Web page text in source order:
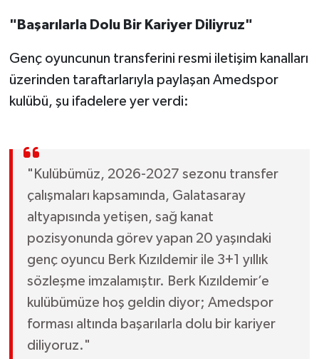
"Başarılarla Dolu Bir Kariyer Diliyruz"
Genç oyuncunun transferini resmi iletişim kanalları
üzerinden taraftarlarıyla paylaşan Amedspor
kulübü, şu ifadelere yer verdi:
"Kulübümüz, 2026-2027 sezonu transfer
çalışmaları kapsamında, Galatasaray
altyapısında yetişen, sağ kanat
pozisyonunda görev yapan 20 yaşındaki
genç oyuncu Berk Kızıldemir ile 3+1 yıllık
sözleşme imzalamıştır. Berk Kızıldemir’e
kulübümüze hoş geldin diyor; Amedspor
forması altında başarılarla dolu bir kariyer
diliyoruz."
SİYASET
Sındırgı
SPOR
Susurluk
TARİHTE BUGÜN
TEKNOLOJİ
Trend
TÜRKİYE
VİZYONDAKİLER